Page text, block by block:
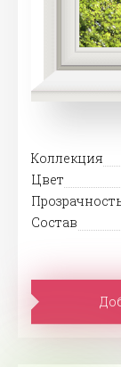
Коллекция
Цвет
Состав